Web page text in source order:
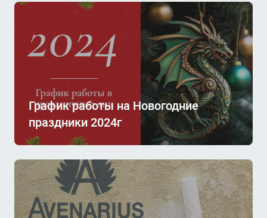
График работы на Новогодние
праздники 2024г